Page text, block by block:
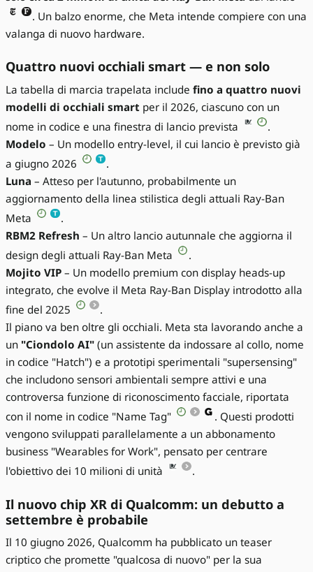
. Un balzo enorme, che Meta intende compiere con una
valanga di nuovo hardware.
Quattro nuovi occhiali smart — e non solo
La tabella di marcia trapelata include fino a quattro nuovi
modelli di occhiali smart per il 2026, ciascuno con un
nome in codice e una finestra di lancio prevista
.
Modelo – Un modello entry-level, il cui lancio è previsto già
a giugno 2026
.
Luna – Atteso per l'autunno, probabilmente un
aggiornamento della linea stilistica degli attuali Ray-Ban
Meta
.
RBM2 Refresh – Un altro lancio autunnale che aggiorna il
design degli attuali Ray-Ban Meta
.
Mojito VIP – Un modello premium con display heads-up
integrato, che evolve il Meta Ray-Ban Display introdotto alla
fine del 2025
.
Il piano va ben oltre gli occhiali. Meta sta lavorando anche a
un "Ciondolo AI" (un assistente da indossare al collo, nome
in codice "Hatch") e a prototipi sperimentali "supersensing"
che includono sensori ambientali sempre attivi e una
controversa funzione di riconoscimento facciale, riportata
con il nome in codice "Name Tag"
. Questi prodotti
vengono sviluppati parallelamente a un abbonamento
business "Wearables for Work", pensato per centrare
l'obiettivo dei 10 milioni di unità
.
Il nuovo chip XR di Qualcomm: un debutto a
settembre è probabile
Il 10 giugno 2026, Qualcomm ha pubblicato un teaser
criptico che promette "qualcosa di nuovo" per la sua